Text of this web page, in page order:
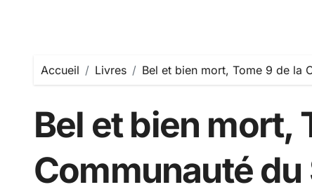
Accueil Livres Bel et bien mort, Tome 9 de la
Bel et bien mort,
Communauté